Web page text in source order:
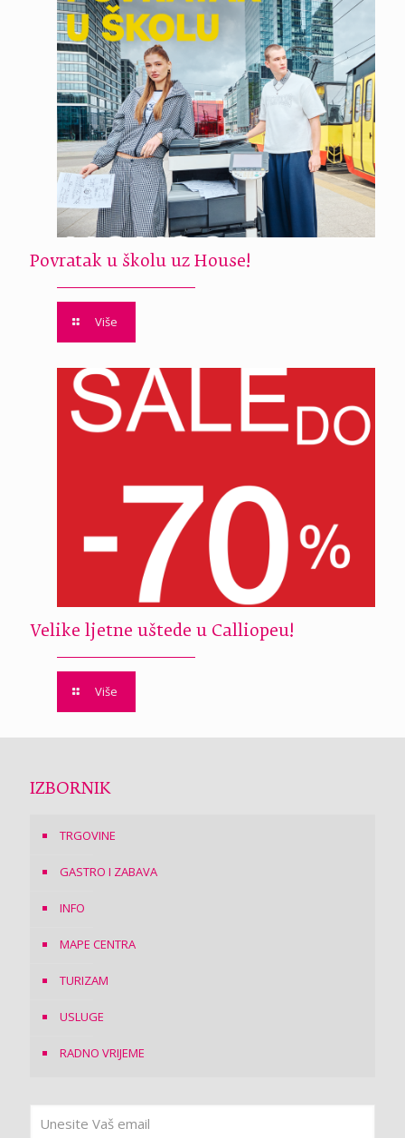
Povratak u školu uz House!
Više
Velike ljetne uštede u Calliopeu!
Više
IZBORNIK
TRGOVINE
GASTRO I ZABAVA
INFO
MAPE CENTRA
TURIZAM
USLUGE
RADNO VRIJEME